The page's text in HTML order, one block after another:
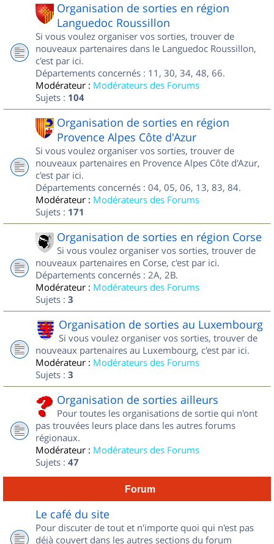
Organisation de sorties en région
Languedoc Roussillon
Si vous voulez organiser vos sorties, trouver de
nouveaux partenaires dans le Languedoc Roussillon,
c'est par ici.
Départements concernés : 11, 30, 34, 48, 66.
Modérateur : Modérateurs des Forums
Sujets : 104
Organisation de sorties en région
Provence Alpes Côte d'Azur
Si vous voulez organiser vos sorties, trouver de
nouveaux partenaires en Provence Alpes Côte d'Azur,
c'est par ici.
Départements concernés : 04, 05, 06, 13, 83, 84.
Modérateur : Modérateurs des Forums
Sujets : 171
Organisation de sorties en région Corse
Si vous voulez organiser vos sorties, trouver de
nouveaux partenaires en Corse, c'est par ici.
Départements concernés : 2A, 2B.
Modérateur : Modérateurs des Forums
Sujets : 3
Organisation de sorties au Luxembourg
Si vous voulez organiser vos sorties, trouver de
nouveaux partenaires au Luxembourg, c'est par ici.
Modérateur : Modérateurs des Forums
Sujets : 3
Organisation de sorties ailleurs
Pour toutes les organisations de sortie qui n'ont
pas trouvées leurs place dans les autres forums
régionaux.
Modérateur : Modérateurs des Forums
Sujets : 47
Forum
Le café du site
Pour discuter de tout et n'importe quoi qui n'est pas
déjà couvert dans les autres sections du forum